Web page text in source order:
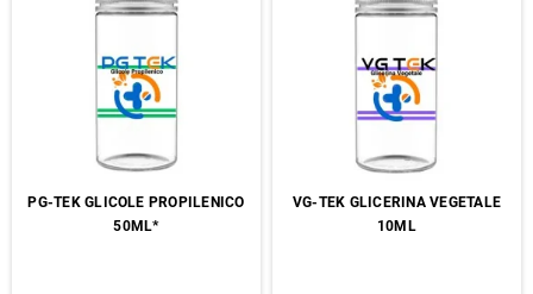
PG-TEK GLICOLE PROPILENICO
50ML*
VG-TEK GLICERINA VEGETALE
10ML